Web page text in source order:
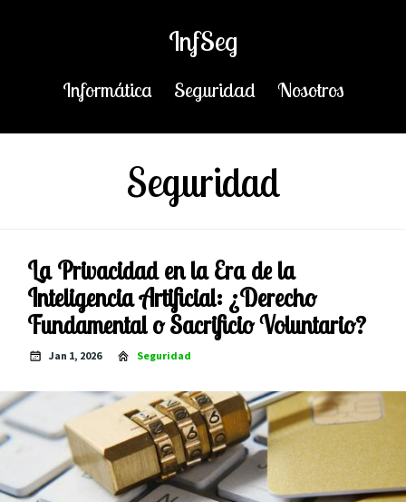
InfSeg
Informática Seguridad Nosotros
Seguridad
La Privacidad en la Era de la
Inteligencia Artificial: ¿Derecho
Fundamental o Sacrificio Voluntario?
Jan 1, 2026 Seguridad